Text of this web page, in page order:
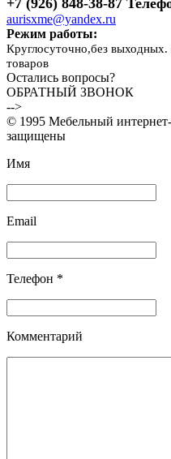
aurisxme@yandex.ru
Режим работы:
Круглосуточно,без
товаров
Остались вопросы?
ОБРАТНЫЙ ЗВОНОК
-->
© 1995 Мебельный
защищены
Имя
Email
Телефон *
Комментарий